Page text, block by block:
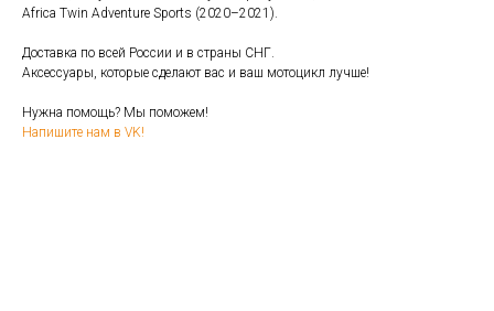
Africa Twin Adventure Sports (2020–2021).
Доставка по всей России и в страны СНГ.
Аксессуары, которые сделают вас и ваш мотоцикл лучше!
Нужна помощь? Мы поможем!
Напишите нам в VK!